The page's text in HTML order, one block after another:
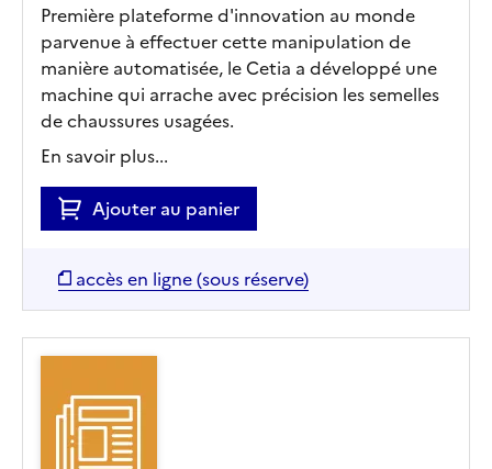
Première plateforme d'innovation au monde
parvenue à effectuer cette manipulation de
manière automatisée, le Cetia a développé une
machine qui arrache avec précision les semelles
de chaussures usagées.
En savoir plus...
Ajouter au panier
accès en ligne (sous réserve)